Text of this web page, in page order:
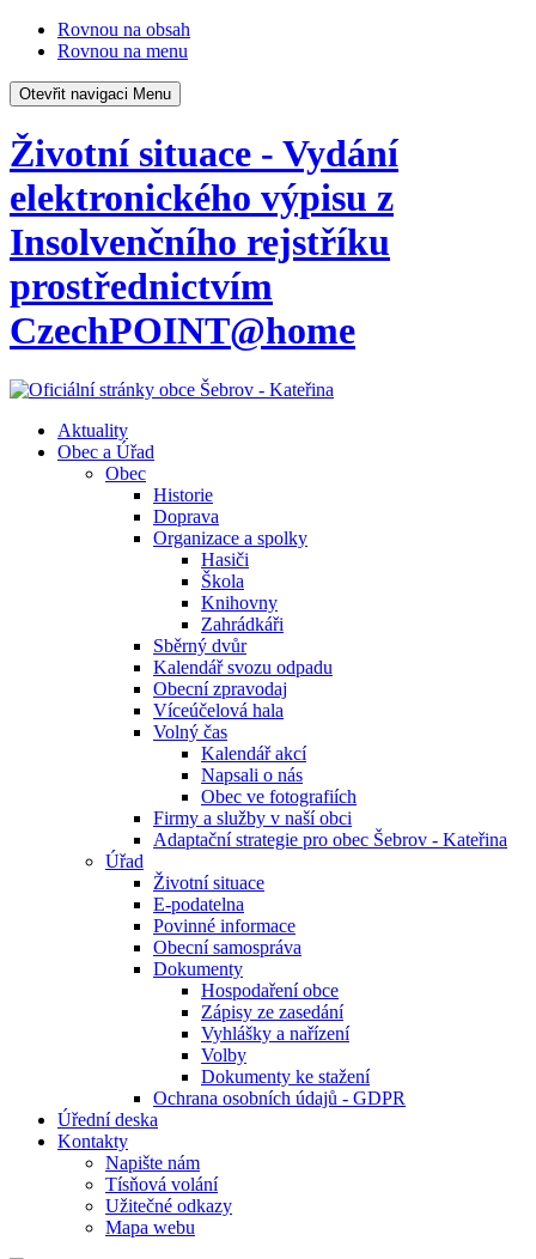
Rovnou na obsah
Rovnou na menu
Otevřit navigaci Menu
Životní situace - Vydání
elektronického výpisu z
Insolvenčního rejstříku
prostřednictvím
CzechPOINT@home
Aktuality
Obec a Úřad
Obec
Historie
Doprava
Organizace a spolky
Hasiči
Škola
Knihovny
Zahrádkáři
Sběrný dvůr
Kalendář svozu odpadu
Obecní zpravodaj
Víceúčelová hala
Volný čas
Kalendář akcí
Napsali o nás
Obec ve fotografiích
Firmy a služby v naší obci
Adaptační strategie pro obec Šebrov - Kateřina
Úřad
Životní situace
E-podatelna
Povinné informace
Obecní samospráva
Dokumenty
Hospodaření obce
Zápisy ze zasedání
Vyhlášky a nařízení
Volby
Dokumenty ke stažení
Ochrana osobních údajů - GDPR
Úřední deska
Kontakty
Napište nám
Tísňová volání
Užitečné odkazy
Mapa webu